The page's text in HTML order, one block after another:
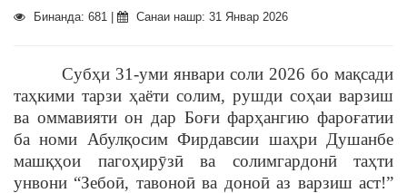
Бинанда: 681 | Санаи нашр: 31 Январ 2026
Субҳи 31-уми январи соли 2026 бо мақсади
таҳкими тарзи ҳаёти солим, рушди соҳаи варзиш
ва оммавияти он дар Боғи фарҳангию фароғатии
ба номи Абулқосим Фирдавсии шаҳри Душанбе
машқҳои пагоҳирӯзӣ ва солимгардонӣ таҳти
унвони “Зебоӣ, тавоноӣ ва доноӣ аз варзиш аст!”